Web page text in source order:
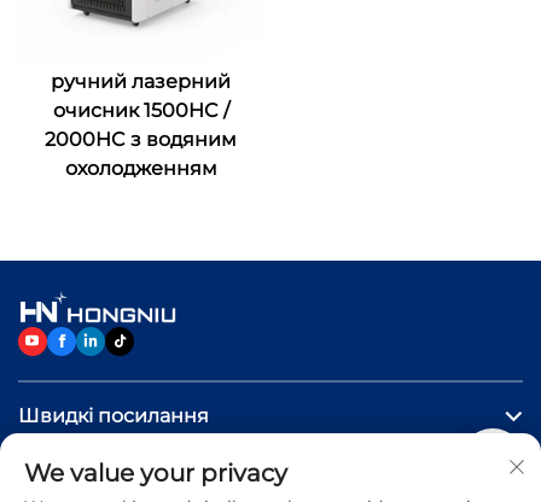
ручний лазерний
очисник 1500HC /
2000HC з водяним
охолодженням
Швидкі посилання
ПРОДУКТИ
We value your privacy